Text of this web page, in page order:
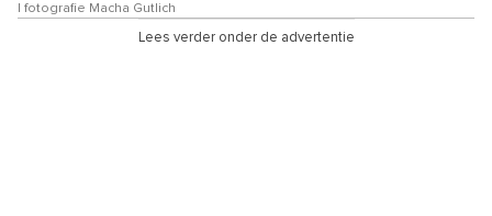
| fotografie Macha Gutlich
Lees verder onder de advertentie